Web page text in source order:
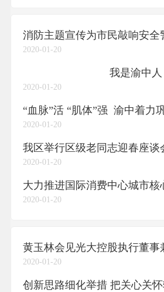
消防主题宣传为市民敲响安全
2020-01-20
我是渝中人
2020-01-20
2020-01-20
我区举行区级老同志迎春座谈
2020-01-20
2020-01-20
2020-01-20
创新思路细化举措 把关心关